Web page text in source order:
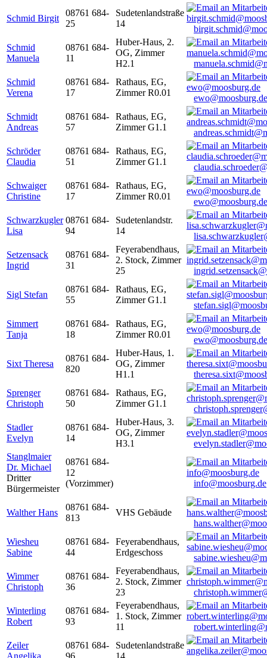
Schmid Birgit
08761 684-
25
Sudetenlandstraße
14
Schmid
Manuela
08761 684-
11
Huber-Haus, 2.
OG, Zimmer
H2.1
Schmid
Verena
08761 684-
17
Rathaus, EG,
Zimmer R0.01
ewo@moosburg.de
Schmidt
Andreas
08761 684-
57
Rathaus, EG,
Zimmer G1.1
Schröder
Claudia
08761 684-
51
Rathaus, EG,
Zimmer G1.1
Schwaiger
Christine
08761 684-
17
Rathaus, EG,
Zimmer R0.01
ewo@moosburg.de
Schwarzkugler
Lisa
08761 684-
94
Sudetenlandstr.
14
Setzensack
Ingrid
08761 684-
31
Feyerabendhaus,
2. Stock, Zimmer
25
Sigl Stefan
08761 684-
55
Rathaus, EG,
Zimmer G1.1
Simmert
Tanja
08761 684-
18
Rathaus, EG,
Zimmer R0.01
ewo@moosburg.de
Sixt Theresa
08761 684-
820
Huber-Haus, 1.
OG, Zimmer
H1.1
Sprenger
Christoph
08761 684-
50
Rathaus, EG,
Zimmer G1.1
Stadler
Evelyn
08761 684-
14
Huber-Haus, 3.
OG, Zimmer
H3.1
Stanglmaier
Dr. Michael
Dritter
Bürgermeister
08761 684-
12
(Vorzimmer)
info@moosburg.de
Walther Hans
08761 684-
813
VHS Gebäude
Wiesheu
Sabine
08761 684-
44
Feyerabendhaus,
Erdgeschoss
Wimmer
Christoph
08761 684-
36
Feyerabendhaus,
2. Stock, Zimmer
23
Winterling
Robert
08761 684-
93
Feyerabendhaus,
1. Stock, Zimmer
11
Zeiler
Angelika
08761 684-
96
Sudetenlandstraße
14